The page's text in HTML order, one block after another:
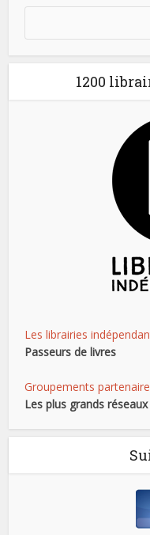
1200
Les librairies
Passeurs de livres
Groupements
Les plus grands